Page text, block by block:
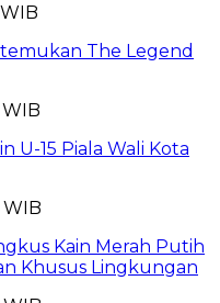
The Legend
WIB
U-15 Piala Wali Kota
WIB
Kain Merah Putih
Khusus Lingkungan